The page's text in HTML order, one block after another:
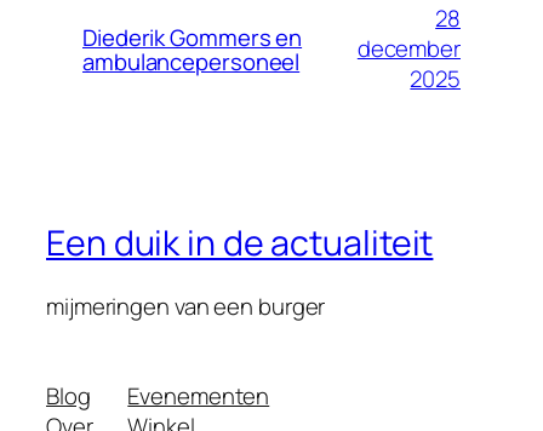
Diederik Gommers en
ambulancepersoneel
28
december
2025
Een duik in de actualiteit
mijmeringen van een burger
Blog
Evenementen